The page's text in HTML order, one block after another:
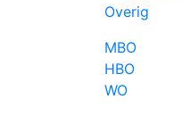
Overig
MBO
HBO
WO